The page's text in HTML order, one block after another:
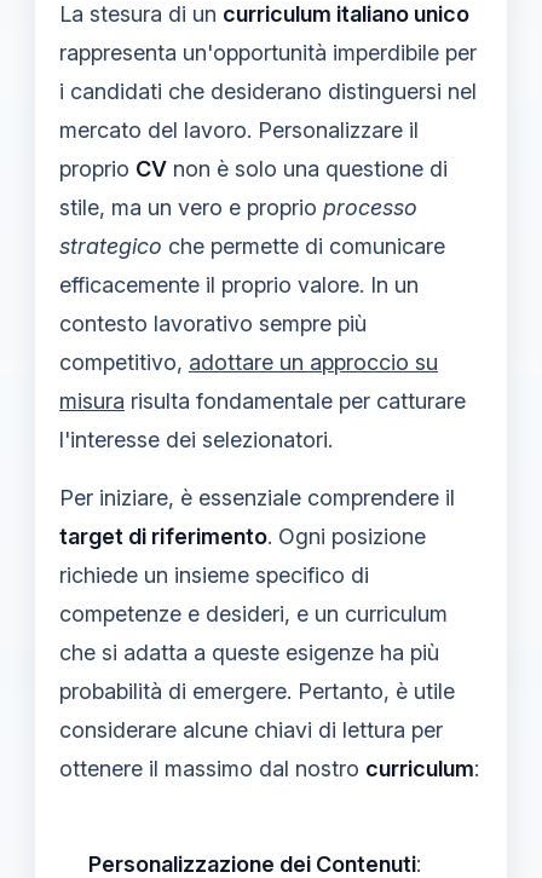
La stesura di un curriculum italiano unico
rappresenta un'opportunità imperdibile per
i candidati che desiderano distinguersi nel
mercato del lavoro. Personalizzare il
proprio CV non è solo una questione di
stile, ma un vero e proprio processo
strategico che permette di comunicare
efficacemente il proprio valore. In un
contesto lavorativo sempre più
competitivo, adottare un approccio su
misura risulta fondamentale per catturare
l'interesse dei selezionatori.
Per iniziare, è essenziale comprendere il
target di riferimento. Ogni posizione
richiede un insieme specifico di
competenze e desideri, e un curriculum
che si adatta a queste esigenze ha più
probabilità di emergere. Pertanto, è utile
considerare alcune chiavi di lettura per
ottenere il massimo dal nostro curriculum:
Personalizzazione dei Contenuti: